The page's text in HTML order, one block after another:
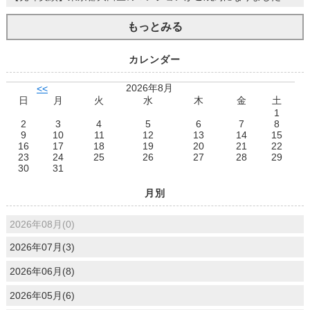
もっとみる
カレンダー
<<
2026年8月
日
月 火 水 木 金
土
1
2
3 4 5 6 7
8
9
10 11 12 13 14
15
16
17 18 19 20 21
22
23
24 25 26 27 28
29
30
31
月別
2026年08月(0)
2026年07月(3)
2026年06月(8)
2026年05月(6)